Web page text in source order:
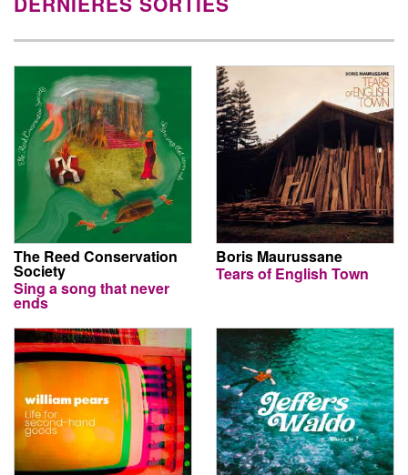
The Reed Conservation
Society
Sing a song that never
ends
Boris Maurussane
Tears of English Town